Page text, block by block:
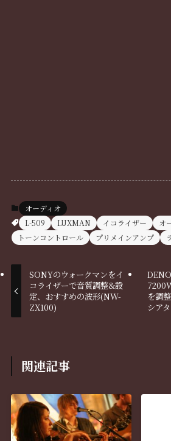
オーディオ
L-509
LUXMAN イコライザー オ
トーンコントロール
プリメインアンプ
SONYのウォークマンをイ
コライザーで音質調整&設
定、おすすめの波形(NW-
ZX100)
を調
シア
関連記事